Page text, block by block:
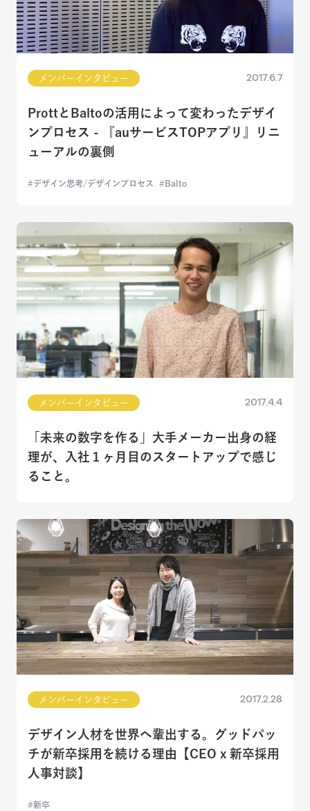
メンバーインタビュー 2017.6.7
ProttとBaltoの活用によって変わったデザイ
ンプロセス - 『auサービスTOPアプリ』リニ
ューアルの裏側
デザイン思考/デザインプロセス Balto
メンバーインタビュー 2017.4.4
「未来の数字を作る」大手メーカー出身の経
理が、入社１ヶ月目のスタートアップで感じ
ること。
メンバーインタビュー 2017.2.28
デザイン人材を世界へ輩出する。グッドパッ
チが新卒採用を続ける理由【CEO x 新卒採用
人事対談】
新卒